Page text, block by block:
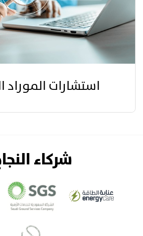
استشارات الموراد
شركاء